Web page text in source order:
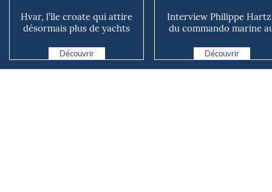
Hvar, l’île croate qui attire
désormais plus de yachts
Découvrir
Interview Philippe
du commando marine
Découvrir